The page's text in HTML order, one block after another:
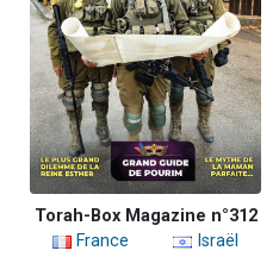
Torah-Box Magazine n°312
France
Israël